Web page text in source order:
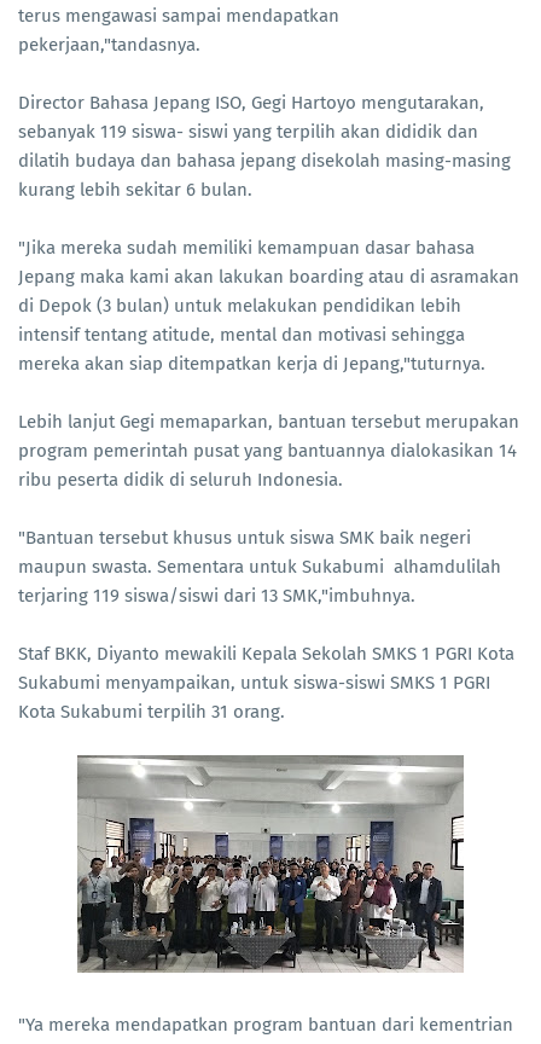
terus mengawasi sampai mendapatkan
pekerjaan,"tandasnya.
Director Bahasa Jepang ISO, Gegi Hartoyo mengutarakan,
sebanyak 119 siswa- siswi yang terpilih akan dididik dan
dilatih budaya dan bahasa jepang disekolah masing-masing
kurang lebih sekitar 6 bulan.
"Jika mereka sudah memiliki kemampuan dasar bahasa
Jepang maka kami akan lakukan boarding atau di asramakan
di Depok (3 bulan) untuk melakukan pendidikan lebih
intensif tentang atitude, mental dan motivasi sehingga
mereka akan siap ditempatkan kerja di Jepang,"tuturnya.
Lebih lanjut Gegi memaparkan, bantuan tersebut merupakan
program pemerintah pusat yang bantuannya dialokasikan 14
ribu peserta didik di seluruh Indonesia.
"Bantuan tersebut khusus untuk siswa SMK baik negeri
maupun swasta. Sementara untuk Sukabumi alhamdulilah
terjaring 119 siswa/siswi dari 13 SMK,"imbuhnya.
Staf BKK, Diyanto mewakili Kepala Sekolah SMKS 1 PGRI Kota
Sukabumi menyampaikan, untuk siswa-siswi SMKS 1 PGRI
Kota Sukabumi terpilih 31 orang.
"Ya mereka mendapatkan program bantuan dari kementrian